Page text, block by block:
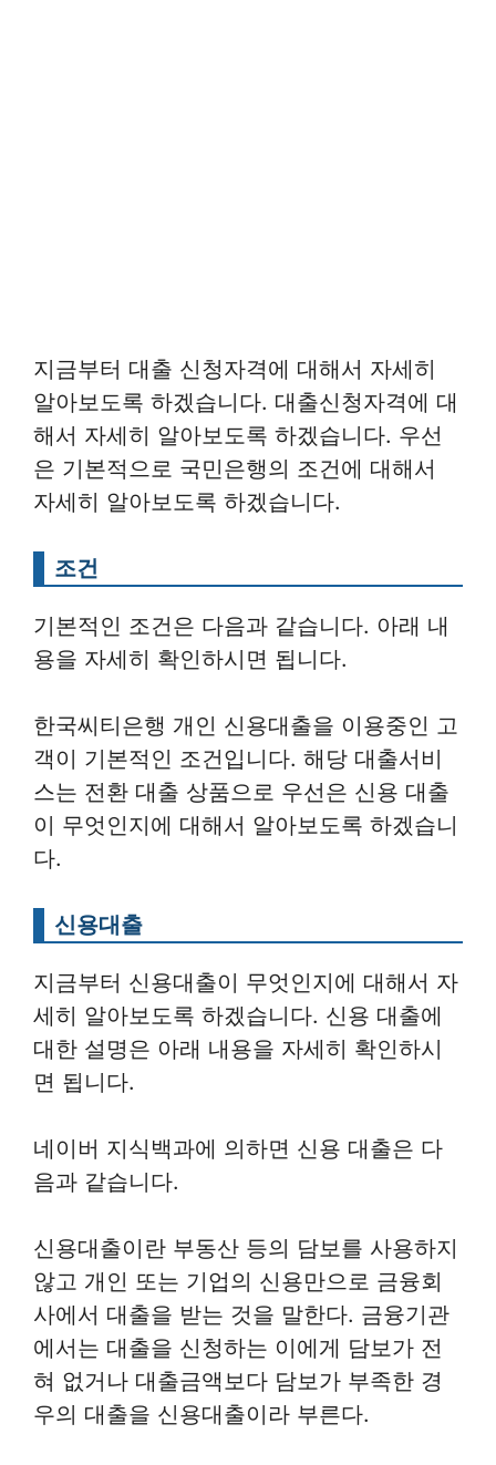
지금부터 대출 신청자격에 대해서 자세히
알아보도록 하겠습니다. 대출신청자격에 대
해서 자세히 알아보도록 하겠습니다. 우선
은 기본적으로 국민은행의 조건에 대해서
자세히 알아보도록 하겠습니다.
조건
기본적인 조건은 다음과 같습니다. 아래 내
용을 자세히 확인하시면 됩니다.
한국씨티은행 개인 신용대출을 이용중인 고
객이 기본적인 조건입니다. 해당 대출서비
스는 전환 대출 상품으로 우선은 신용 대출
이 무엇인지에 대해서 알아보도록 하겠습니
다.
신용대출
지금부터 신용대출이 무엇인지에 대해서 자
세히 알아보도록 하겠습니다. 신용 대출에
대한 설명은 아래 내용을 자세히 확인하시
면 됩니다.
네이버 지식백과에 의하면 신용 대출은 다
음과 같습니다.
신용대출이란 부동산 등의 담보를 사용하지
않고 개인 또는 기업의 신용만으로 금융회
사에서 대출을 받는 것을 말한다. 금융기관
에서는 대출을 신청하는 이에게 담보가 전
혀 없거나 대출금액보다 담보가 부족한 경
우의 대출을 신용대출이라 부른다.